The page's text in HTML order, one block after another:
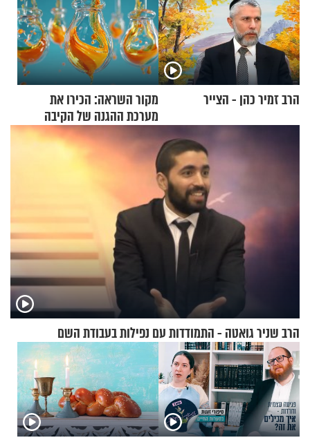
הרב זמיר כהן - הצייר
מקור השראה: הכירו את
מערכת ההגנה של הקיבה
הרב שניר גואטה - התמודדות עם נפילות בעבודת השם